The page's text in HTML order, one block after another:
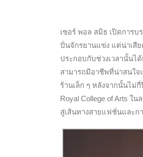
เซอร์ พอล สมิธ เปิดการ
ปั่นจักรยานแข่ง แต่น่าเสีย
ประกอบกับช่วงเวลานั้นไ
สามารถมีอาชีพที่น่าสนใจ
ร้านเล็ก ๆ หลังจากนั้นไม่
Royal College of Arts ใ
สู่เส้นทางสายแฟชั่นและก